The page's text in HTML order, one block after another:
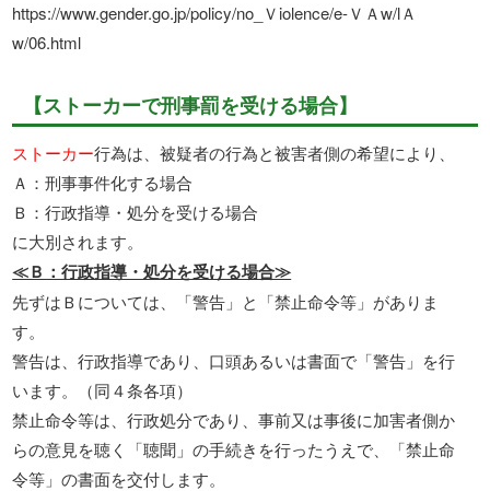
https://www.gender.go.jp/policy/no_Ｖiolence/e-ＶＡw/lＡ
w/06.html
【ストーカーで刑事罰を受ける場合】
ストーカー行為は、被疑者の行為と被害者側の希望により、
Ａ：刑事事件化する場合
Ｂ：行政指導・処分を受ける場合
に大別されます。
≪Ｂ：行政指導・処分を受ける場合≫
先ずはＢについては、「警告」と「禁止命令等」がありま
す。
警告は、行政指導であり、口頭あるいは書面で「警告」を行
います。（同４条各項）
禁止命令等は、行政処分であり、事前又は事後に加害者側か
らの意見を聴く「聴聞」の手続きを行ったうえで、「禁止命
令等」の書面を交付します。